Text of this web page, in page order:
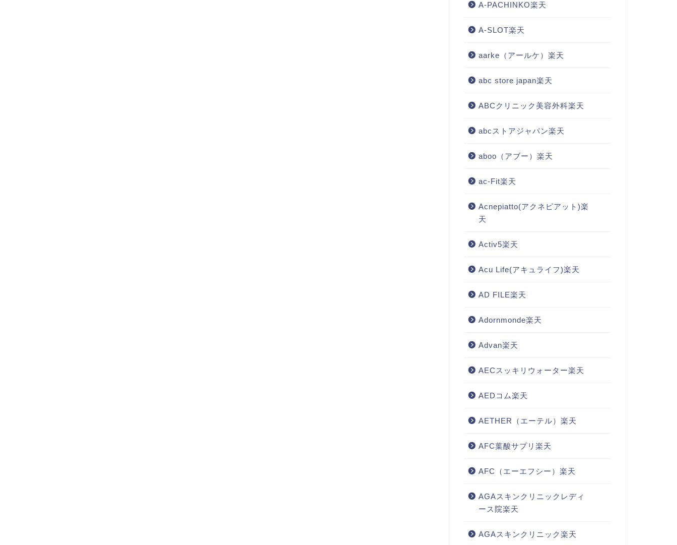
A-PACHINKO楽天
A-SLOT楽天
aarke（アールケ）楽天
abc store japan楽天
ABCクリニック美容外科楽天
abcストアジャパン楽天
aboo（アブー）楽天
ac-Fit楽天
Acnepiatto(アクネピアット)楽
天
Activ5楽天
Acu Life(アキュライフ)楽天
AD FILE楽天
Adornmonde楽天
Advan楽天
AECスッキリウォーター楽天
AEDコム楽天
AETHER（エーテル）楽天
AFC葉酸サプリ楽天
AFC（エーエフシー）楽天
AGAスキンクリニックレディ
ース院楽天
AGAスキンクリニック楽天